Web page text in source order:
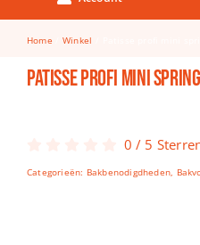
Keuken & Tafelen
Kinderfietsen
Knutselen
Spellen
Home Winkel
Patisse profi mini
0 / 5
Categorieën: Bakbenodigdheden,